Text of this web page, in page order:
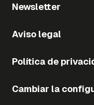
Newsletter
Aviso legal
Política de
Cambiar la